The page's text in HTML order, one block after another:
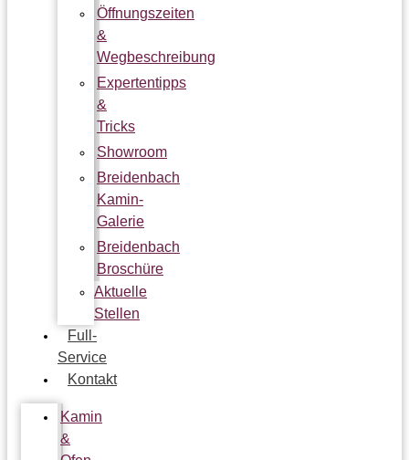
Öffnungszeiten
&
Wegbeschreibung
Expertentipps
&
Tricks
Showroom
Breidenbach
Kamin-
Galerie
Breidenbach
Broschüre
Aktuelle
Stellen
Full-
Service
Kontakt
Kamin
&